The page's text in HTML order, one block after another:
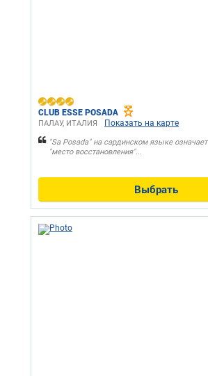
CLUB ESSE POSADA
ПАЛАУ, ИТАЛИЯ Показать на карте
"Sa Posada" на сардинском языке означает
"место восстановления"...
Выбрать